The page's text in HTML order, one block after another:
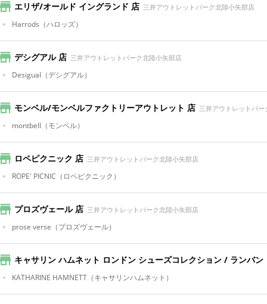
エリザ/オールド イングランド 店 三井アウトレットパーク北陸小矢部店
Harrods （ハロッズ）
デシグアル 店 三井アウトレットパーク北陸小矢部店
Desigual （デシグアル）
モンベル/モンベルファクトリーアウトレット 店 三井アウトレットパ
montbell （モンベル）
ロペピクニック 店 三井アウトレットパーク北陸小矢部店
ROPE' PICNIC （ロペピクニック）
プロズヴェール 店 三井アウトレットパーク北陸小矢部店
prose verse （プロズヴェール）
キャサリン ハムネット ロンドン シューズコレクション / ランバン
KATHARINE HAMNETT （キャサリンハムネット）